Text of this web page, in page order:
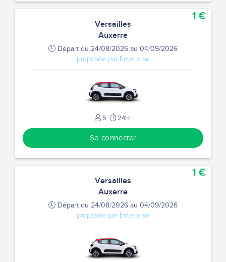
Versailles
Auxerre
Départ du 24/08/2026 au 04/09/2026
proposée par Enterprise
5 24H
1 €
Se connecter
Versailles
Auxerre
Départ du 24/08/2026 au 04/09/2026
proposée par Enterprise
1 €